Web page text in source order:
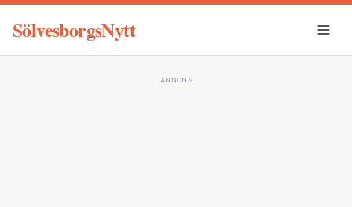
SölvesborgsNytt
ANNONS